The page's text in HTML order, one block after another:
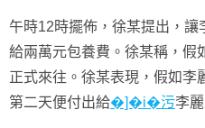
午時12時擺佈，徐某提出，讓
給兩萬元包養費。徐某稱，假
正式來往。徐某表現，假如李
第二天便付出給�]�i�污李